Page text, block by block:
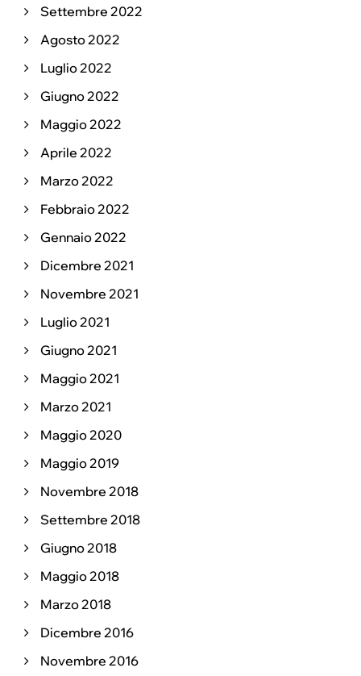
Settembre 2022
Agosto 2022
Luglio 2022
Giugno 2022
Maggio 2022
Aprile 2022
Marzo 2022
Febbraio 2022
Gennaio 2022
Dicembre 2021
Novembre 2021
Luglio 2021
Giugno 2021
Maggio 2021
Marzo 2021
Maggio 2020
Maggio 2019
Novembre 2018
Settembre 2018
Giugno 2018
Maggio 2018
Marzo 2018
Dicembre 2016
Novembre 2016